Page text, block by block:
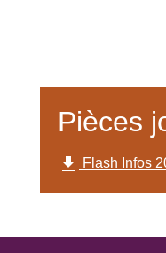
Pièces
file_download Flash Infos